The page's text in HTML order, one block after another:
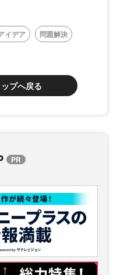
イデア 問題解決
プへ戻る